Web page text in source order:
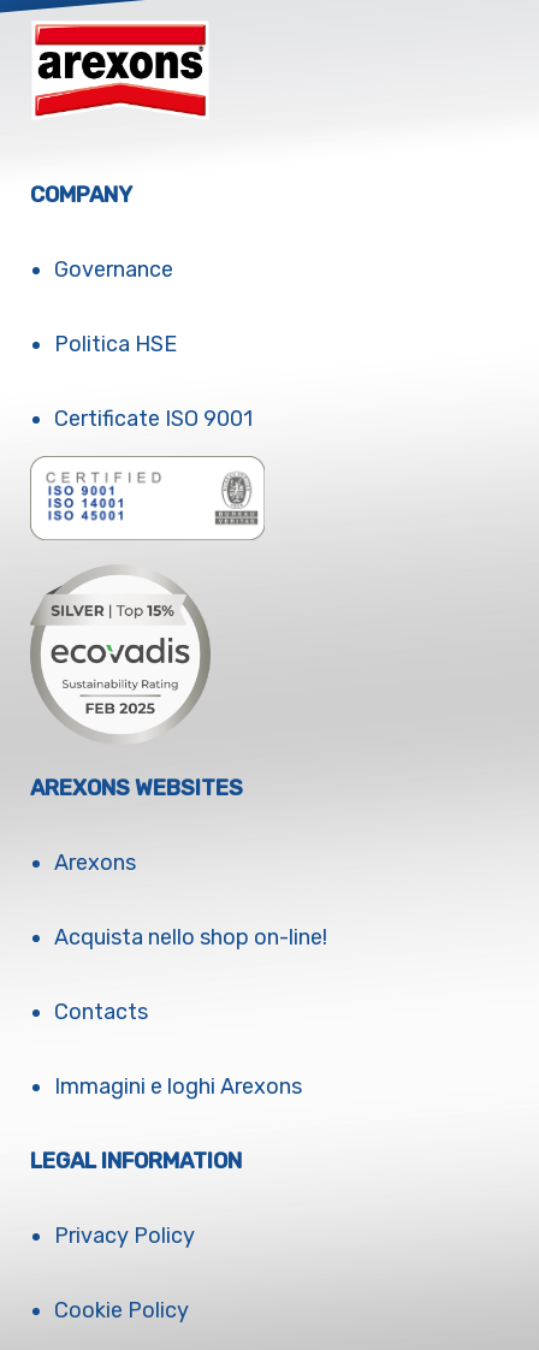
COMPANY
Governance
Politica HSE
Certificate ISO 9001
AREXONS WEBSITES
Arexons
Acquista nello shop on-line!
Contacts
Immagini e loghi Arexons
LEGAL INFORMATION
Privacy Policy
Cookie Policy